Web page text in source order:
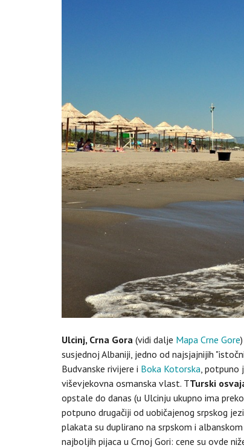
Ulcinj, Crna Gora (vidi dalje Mapa Crne Gore
susjednoj Albaniji, jedno od najsjajnijih
Budvanske rivijere i Boka Kotorska ,
viševjekovna osmanska vlast. TTurski
opstale do danas (u Ulcinju ukupno ima
potpuno drugačiji od uobičajenog srpskog
plakata su duplirano na srpskom i
najboljih pijaca u Crnoj Gori: cene su ovde